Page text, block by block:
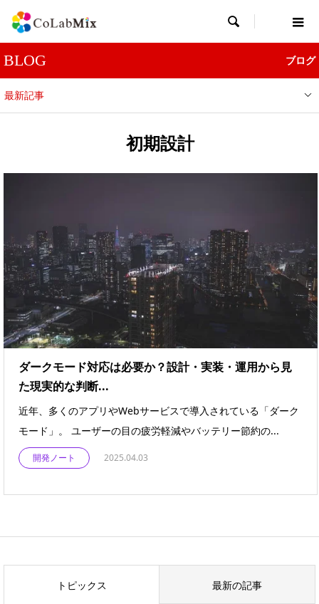

BLOG ブログ
最新記事
初期設計
ダークモード対応は必要か？設計・実装・運用から見
た現実的な判断...
近年、多くのアプリやWebサービスで導入されている「ダーク
モード」。 ユーザーの目の疲労軽減やバッテリー節約の...
開発ノート 2025.04.03
トピックス 最新の記事